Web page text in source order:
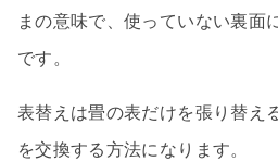
まの意味で、使っていない裏面
です。
表替えは畳の表だけを張り替え
を交換する方法になります。